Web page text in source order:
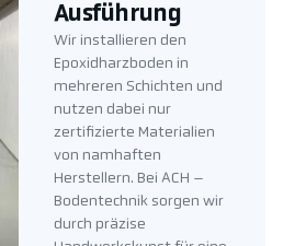
Ausführung
Wir installieren den
Epoxidharzboden in
mehreren Schichten und
nutzen dabei nur
zertifizierte Materialien
von namhaften
Herstellern. Bei ACH –
Bodentechnik sorgen wir
durch präzise